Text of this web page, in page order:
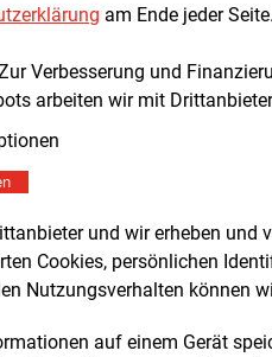
am Ende jeder Seite.
Verbesserung und
arbeiten wir mit
und wir erheben und
Cookies, persönlichen
Nutzungsverhalten können
auf einem Gerät
Sie diese